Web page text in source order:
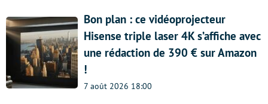
Bon plan : ce vidéoprojecteur
Hisense triple laser 4K s’affiche avec
une rédaction de 390 € sur Amazon
!
7 août 2026 18:00